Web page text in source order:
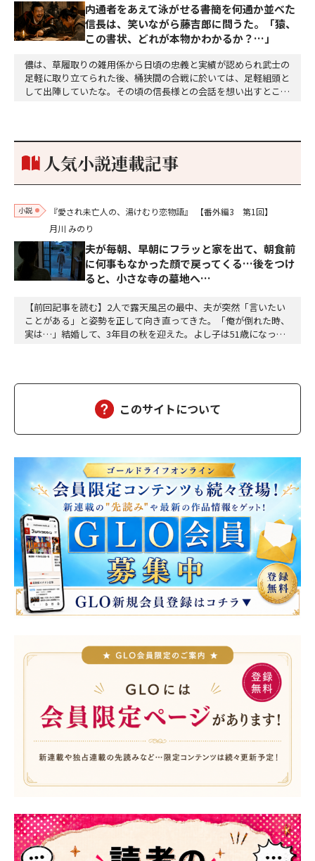
内通者をあえて泳がせる――書簡を何通か並べた
信長は、笑いながら藤吉郎に問うた。「猿、
この書状、どれが本物かわかるか？…」
儂は、草履取りの雑用係から日頃の忠義と実績が認められ武士の
足軽に取り立てられた後、桶狭間の合戦に於いては、足軽組頭と
して出陣していたな。その頃の信長様との会話を想い出すとこん
り。どうして勝てたのか、未だにわかりません。…
人気小説連載記事
小説 『愛され未亡人の、湯けむり恋物語』
【番外編3 第1回】
月川 みのり
夫が毎朝、早朝にフラッと家を出て、朝食前
に何事もなかった顔で戻ってくる…後をつけ
ると、小さな寺の墓地へ…
【前回記事を読む】2人で露天風呂の最中、夫が突然「言いたい
ことがある」と姿勢を正して向き直ってきた。「俺が倒れた時、
実は…」結婚して、3年目の秋を迎えた。よし子は51歳になっ
ん、幸せになった）夫の雅彦は、相変わらず口数は多くな…
このサイトについて